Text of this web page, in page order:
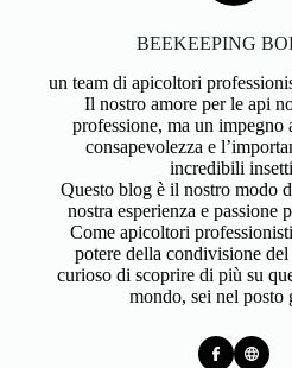
BEEKEEPING
un team di apicoltori
Il nostro amore per le api
professione, ma un impegno
consapevolezza e
incredibili
Questo blog è il nostro modo
nostra esperienza e passione
Come apicoltori
potere della condivisione del
curioso di scoprire di più su
mondo, sei nel posto